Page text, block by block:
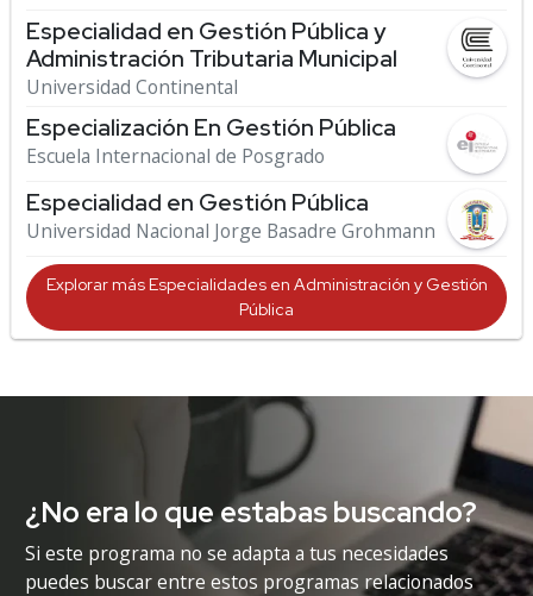
Especialidad en Gestión Pública y
Administración Tributaria Municipal
Universidad Continental
Especialización En Gestión Pública
Escuela Internacional de Posgrado
Especialidad en Gestión Pública
Universidad Nacional Jorge Basadre Grohmann
Explorar más Especialidades en Administración y Gestión
Pública
¿No era lo que estabas buscando?
Si este programa no se adapta a tus necesidades
puedes buscar entre estos programas relacionados